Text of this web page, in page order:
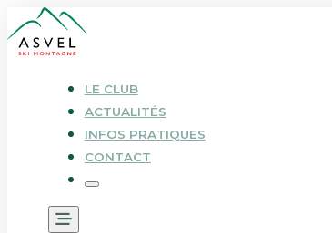
LE CLUB
ACTUALITÉS
INFOS PRATIQUES
CONTACT